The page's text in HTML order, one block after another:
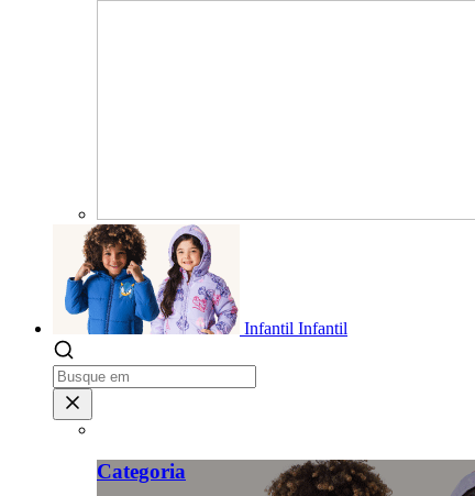
Infantil Infantil
Categoria